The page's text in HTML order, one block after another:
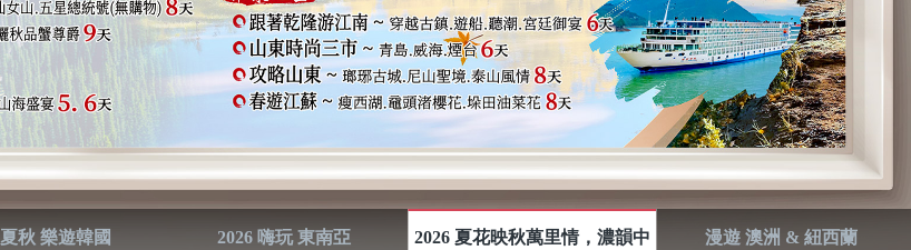
秋 樂遊韓國
2026 嗨玩 東南亞
2026 夏花映秋萬里情，濃韻中
漫遊 澳洲 & 紐西蘭